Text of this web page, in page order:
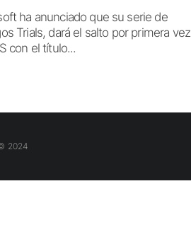
ha anunciado que su serie de
Trials, dará el salto por primera vez
con el título...
2024